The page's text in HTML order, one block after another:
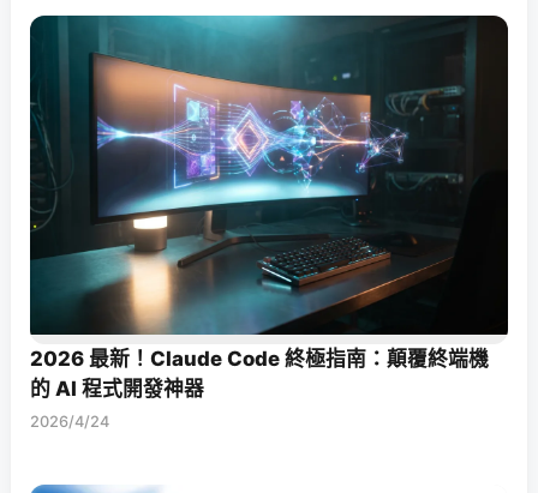
2026 最新！Claude Code 終極指南：顛覆終端機
的 AI 程式開發神器
2026/4/24